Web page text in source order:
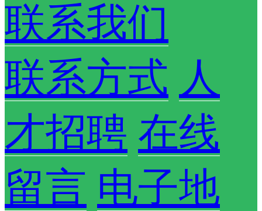
联系我们
联系方式 人
才招聘 在线
留言 电子地